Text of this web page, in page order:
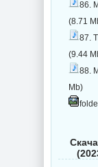
86.
(8.71
87.
(9.44
88.
Mb)